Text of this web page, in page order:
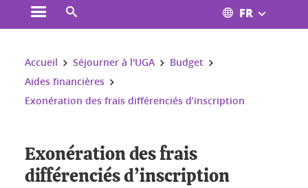
Ouvrir le menu principal FR
Vous êtes ici :
Accueil Séjourner à l'UGA
Budget
Aides financières
Exonération des frais différenciés d’inscription
Exonération des frais
différenciés d’inscription